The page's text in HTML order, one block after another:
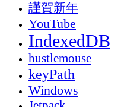
謹賀新年
YouTube
IndexedDB
hustlemouse
keyPath
Windows